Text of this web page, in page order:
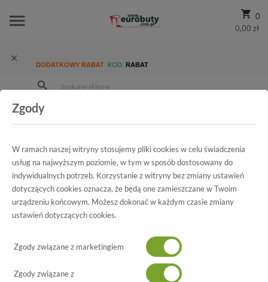
0
0,00 zł
DODATKOWY RABAT KOD: RABAT
Damskie
Trzewiki I Botki
Wszystkie produkty
1170/5 Czarny L-03
Zgody
W ramach naszej witryny stosujemy pliki cookies w celu świadczenia
usług na najwyższym poziomie, w tym w sposób dostosowany do
indywidualnych potrzeb. Korzystanie z witryny bez zmiany ustawień
dotyczących cookies oznacza, że będą one zamieszczane w Twoim
urządzeniu końcowym. Możesz dokonać w każdym czasie zmiany
ustawień dotyczących cookies.
Zgody związane z marketingiem
Zgody związane z